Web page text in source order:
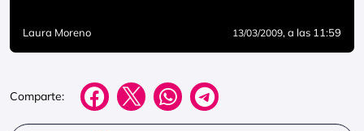
Laura Moreno 13/03/2009, a las 11:59
Comparte: